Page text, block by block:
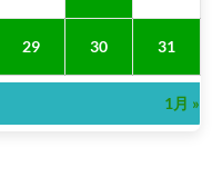
29 30 31
1月 »